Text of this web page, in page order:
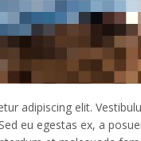
adipiscing elit.
eu egestas ex, a